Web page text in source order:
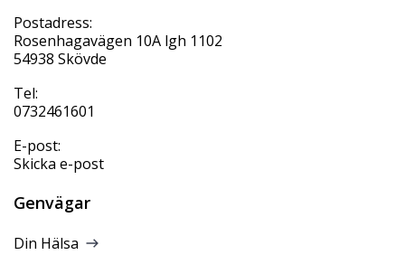
Postadress:
Rosenhagavägen 10A lgh 1102
54938 Skövde
Tel:
0732461601
E-post:
Skicka e-post
Genvägar
Din Hälsa